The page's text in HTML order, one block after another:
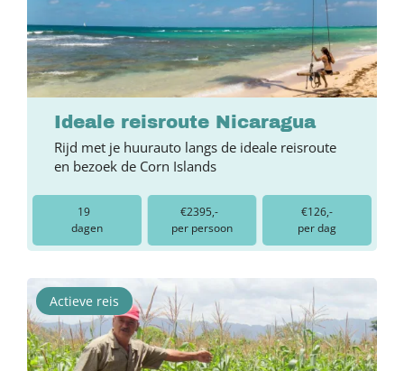
Ideale reisroute Nicaragua
Rijd met je huurauto langs de ideale reisroute
en bezoek de Corn Islands
19
dagen
€2395,-
per persoon
€126,-
per dag
Actieve reis